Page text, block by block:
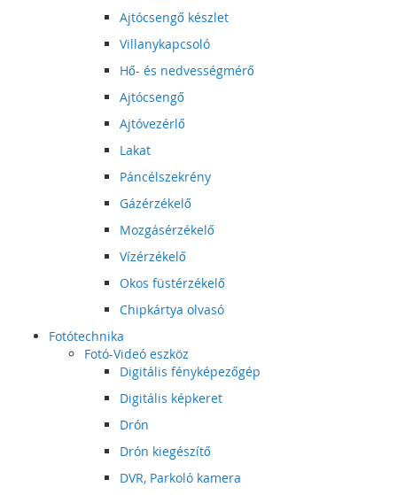
Ajtócsengő készlet
Villanykapcsoló
Hő- és nedvességmérő
Ajtócsengő
Ajtóvezérlő
Lakat
Páncélszekrény
Gázérzékelő
Mozgásérzékelő
Vízérzékelő
Okos füstérzékelő
Chipkártya olvasó
Fotótechnika
Fotó-Videó eszköz
Digitális fényképezőgép
Digitális képkeret
Drón
Drón kiegészítő
DVR, Parkoló kamera